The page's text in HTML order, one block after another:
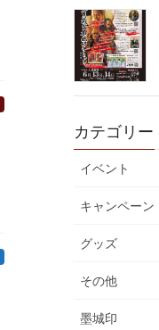
カテゴリー
イベント
キャンペーン
グッズ
その他
墨城印